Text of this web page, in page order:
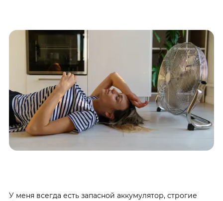
У меня всегда есть запасной аккумулятор, строгие